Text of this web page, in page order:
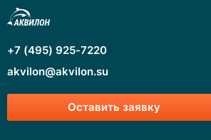
Оставить заявку
+7 (495) 925-7220
akvilon@akvilon.su